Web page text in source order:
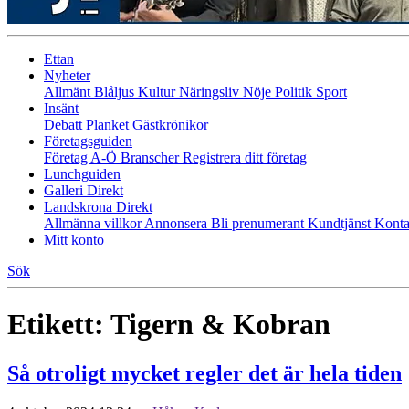
Ettan
Nyheter
Allmänt Blåljus KulturNäringsliv Nöje Politik Sport
Insänt
Debatt Planket Gästkrönikor
Företagsguiden
Företag A-Ö BranscherRegistrera ditt företag
Lunchguiden
Galleri Direkt
Landskrona Direkt
Allmänna villkorAnnonsera Bli prenumerant Kundtjänst
Mitt konto
Sök
Etikett: Tigern & Kobran
Så otroligt mycket regler det är hela tiden